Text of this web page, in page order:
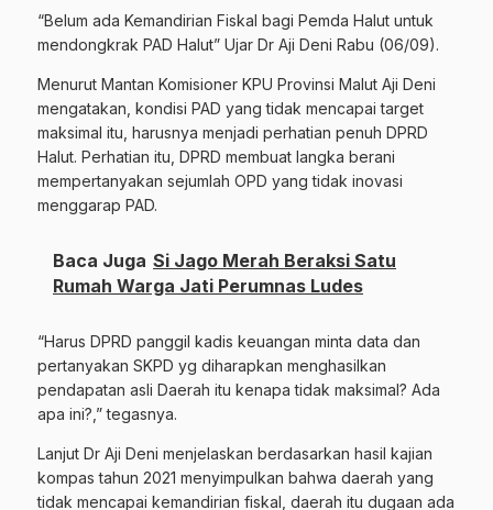
“Belum ada Kemandirian Fiskal bagi Pemda Halut untuk
mendongkrak PAD Halut” Ujar Dr Aji Deni Rabu (06/09).
Menurut Mantan Komisioner KPU Provinsi Malut Aji Deni
mengatakan, kondisi PAD yang tidak mencapai target
maksimal itu, harusnya menjadi perhatian penuh DPRD
Halut. Perhatian itu, DPRD membuat langka berani
mempertanyakan sejumlah OPD yang tidak inovasi
menggarap PAD.
Baca Juga Si Jago Merah Beraksi Satu
Rumah Warga Jati Perumnas Ludes
“Harus DPRD panggil kadis keuangan minta data dan
pertanyakan SKPD yg diharapkan menghasilkan
pendapatan asli Daerah itu kenapa tidak maksimal? Ada
apa ini?,” tegasnya.
Lanjut Dr Aji Deni menjelaskan berdasarkan hasil kajian
kompas tahun 2021 menyimpulkan bahwa daerah yang
tidak mencapai kemandirian fiskal, daerah itu dugaan ada